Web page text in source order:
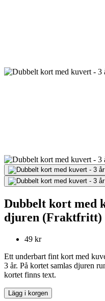
Dubbelt kort med
djuren (Fraktfritt)
49 kr
Ett underbart fint kort med
3 år. På kortet samlas djuren
kortet finns text.
Lägg i korgen